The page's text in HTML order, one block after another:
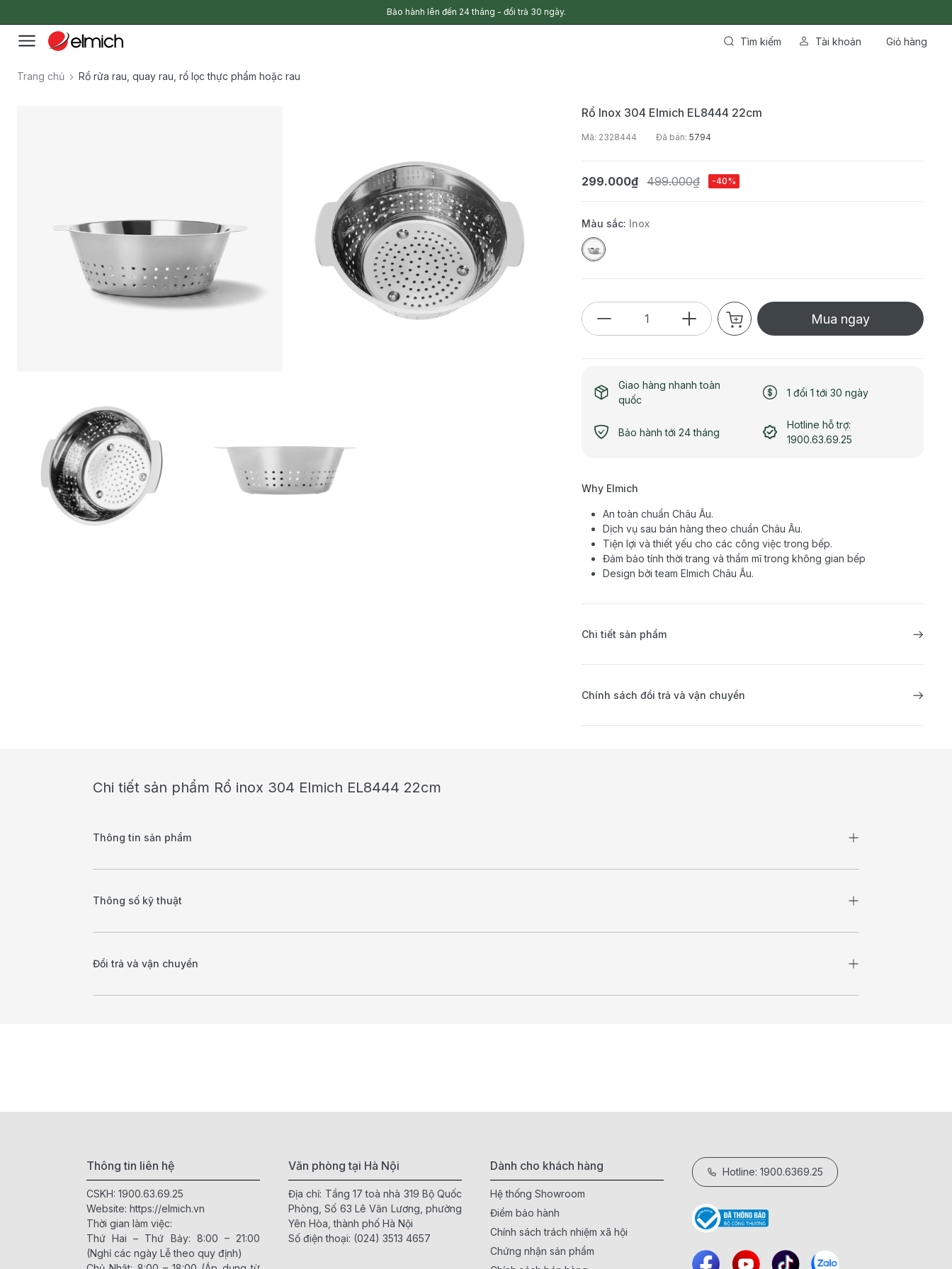
Bảo hành lên đến 24 tháng - đổi trả 30 ngày.
Tìm kiếm Tài khoản Giỏ hàng
Trang chủ Rổ rửa rau, quay rau, rổ lọc thực phẩm hoặc rau
Rổ Inox 304 Elmich EL8444 22cm
Mã: 2328444 Đã bán:5794
299.000₫ 499.000₫ -40%
Màu sắc: Inox
Mua ngay
Giao hàng nhanh toàn
quốc
1 đổi 1 tới 30 ngày
Bảo hành tới 24 tháng
Hotline hỗ trợ:
1900.63.69.25
Why Elmich
An toàn chuẩn Châu Âu.
Dịch vụ sau bán hàng theo chuẩn Châu Âu.
Tiện lợi và thiết yếu cho các công việc trong bếp.
Đảm bảo tính thời trang và thẩm mĩ trong không gian bếp
Design bởi team Elmich Châu Âu.
Chi tiết sản phẩm
Chính sách đổi trả và vận chuyển
Chi tiết sản phẩm Rổ inox 304 Elmich EL8444 22cm
Thông tin sản phẩm
Thông số kỹ thuật
Đổi trả và vận chuyển
Thông tin liên hệ
CSKH: 1900.63.69.25
Website: https://elmich.vn
Thời gian làm việc:
Thứ Hai – Thứ Bảy: 8:00 – 21:00
(Nghỉ các ngày Lễ theo quy định)
Văn phòng tại Hà Nội
Địa chỉ: Tầng 17 toà nhà 319 Bộ Quốc
Phòng, Số 63 Lê Văn Lương, phường
Yên Hòa, thành phố Hà Nội
Số điện thoại: (024) 3513 4657
Dành cho khách hàng
Hệ thống Showroom
Điểm bảo hành
Chính sách trách nhiệm xã hội
Chứng nhận sản phẩm
Hotline: 1900.6369.25